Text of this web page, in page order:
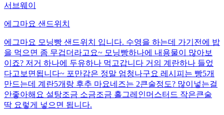
서브웨이
에그마요 샌드위치
에그마요 모닝빵 샌드위치 입니다. 수영을 하는데 가기전에 밥
을 먹으면 좀 무겁더라고요~ 모닝빵하나에 내용물이 많아보
이죠? 저거 하나에 두유하나 먹고갑니다 거의 계란하나 들었
다고보면됩니다~ 포만감은 정말 엄청나구요 레시피는 빵5개
만드는데 계란5개랑 후추 마요네즈는 2큰술정도? 많이넣는걸
안좋아해요 설탕조금 소금조금 홀그레인머스터드 작은큰술
딱 요렇게 넣으면 됩니다.